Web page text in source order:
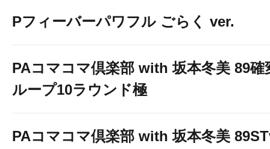
Pフィーバーパワフル ごらく ver.
PAコマコマ倶楽部 with 坂本冬美 89確
ループ10ラウンド極
PAコマコマ倶楽部 with 坂本冬美